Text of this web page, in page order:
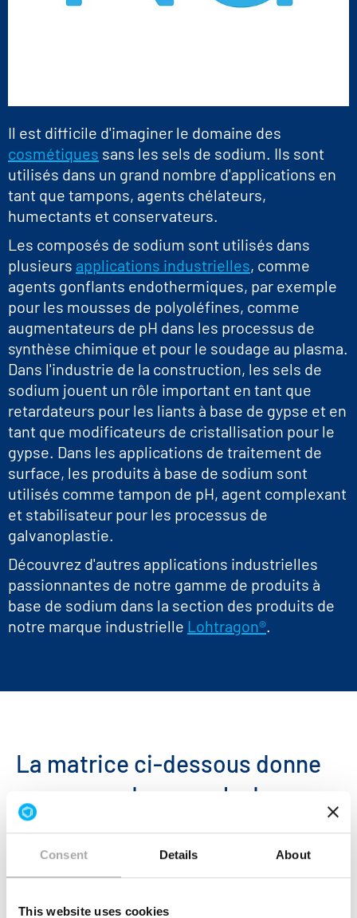
Consent Details About
This website uses cookies
Il est difficile d'imaginer le domaine des
cosmétiques sans les sels de sodium. Ils sont
utilisés dans un grand nombre d'applications en
tant que tampons, agents chélateurs,
humectants et conservateurs.
Les composés de sodium sont utilisés dans
plusieurs applications industrielles, comme
agents gonflants endothermiques, par exemple
pour les mousses de polyoléfines, comme
augmentateurs de pH dans les processus de
synthèse chimique et pour le soudage au plasma.
Dans l'industrie de la construction, les sels de
sodium jouent un rôle important en tant que
retardateurs pour les liants à base de gypse et en
tant que modificateurs de cristallisation pour le
gypse. Dans les applications de traitement de
surface, les produits à base de sodium sont
utilisés comme tampon de pH, agent complexant
et stabilisateur pour les processus de
galvanoplastie.
Découvrez d'autres applications industrielles
passionnantes de notre gamme de produits à
base de sodium dans la section des produits de
notre marque industrielle Lohtragon®.
La matrice ci-dessous donne
un aperçu de nos sels de
sodium.